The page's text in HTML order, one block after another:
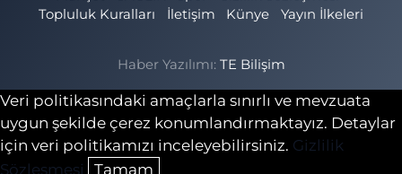
Topluluk Kuralları
İletişim Künye Yayın İlkeleri
Haber Yazılımı: TE Bilişim
Veri politikasındaki amaçlarla sınırlı ve mevzuata
uygun şekilde çerez konumlandırmaktayız. Detaylar
için veri politikamızı inceleyebilirsiniz. Gizlilik
Sözleşmesi
Tamam